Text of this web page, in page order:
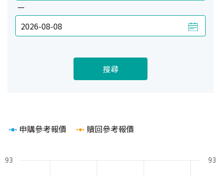
—
搜尋
Line chart with 2 lines.
The chart has 2 Y axes displaying values and values.
申購參考報價 贖回參考報價
93 93